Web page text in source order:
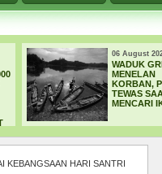
06 August 2026
WADUK GRENENG
MENELAN
KORBAN, PELAJAR
TEWAS SAAT
MENCARI IKAN
KEBANGSAAN HARI SANTRI